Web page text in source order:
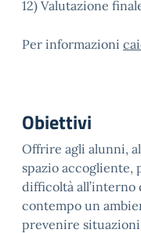
12) Valutazione
Per informazioni
Obiettivi
Offrire agli alunni,
spazio accogliente,
difficoltà all’interno
contempo un
prevenire